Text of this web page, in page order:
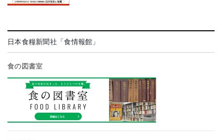
日本食糧新聞社「食情報館」
食の図書室